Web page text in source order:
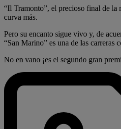
“Il Tramonto”, el precioso final de la
curva más.
Pero su encanto sigue vivo y, de
“San Marino” es una de las carreras
No en vano ¡es el segundo gran